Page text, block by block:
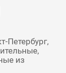
Петербург,
из